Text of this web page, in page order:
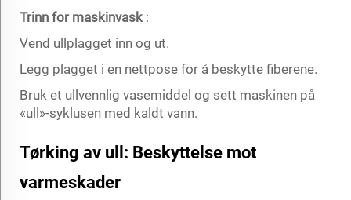
Trinn for maskinvask :
Vend ullplagget inn og ut.
Legg plagget i en nettpose for å beskytte fiberene.
Bruk et ullvennlig vasemiddel og sett maskinen på
«ull»-syklusen med kaldt vann.
Tørking av ull: Beskyttelse mot
varmeskader